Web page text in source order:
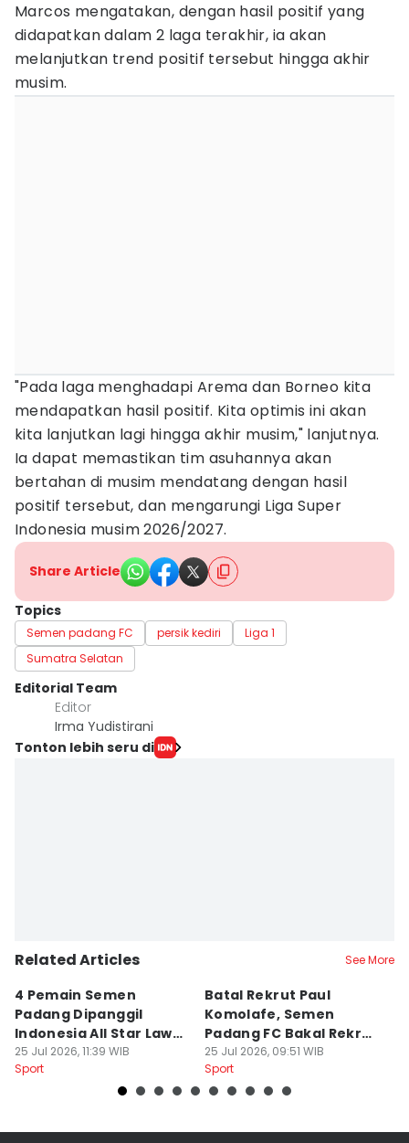
Marcos mengatakan, dengan hasil positif yang
didapatkan dalam 2 laga terakhir, ia akan
melanjutkan trend positif tersebut hingga akhir
musim.
"Pada laga menghadapi Arema dan Borneo kita
mendapatkan hasil positif. Kita optimis ini akan
kita lanjutkan lagi hingga akhir musim," lanjutnya.
Ia dapat memastikan tim asuhannya akan
bertahan di musim mendatang dengan hasil
positif tersebut, dan mengarungi Liga Super
Indonesia musim 2026/2027.
Share Article
Topics
Semen padang FC persik kediri
Liga 1
Sumatra Selatan
Editorial Team
Editor
Irma Yudistirani
Tonton lebih seru di
Related Articles See More
4 Pemain Semen
Padang Dipanggil
Indonesia All Star Lawan
Aston Villa
25 Jul 2026, 11:39 WIB
Sport
Batal Rekrut Paul
Komolafe, Semen
Padang FC Bakal Rekrut
Striker Baru
25 Jul 2026, 09:51 WIB
Sport